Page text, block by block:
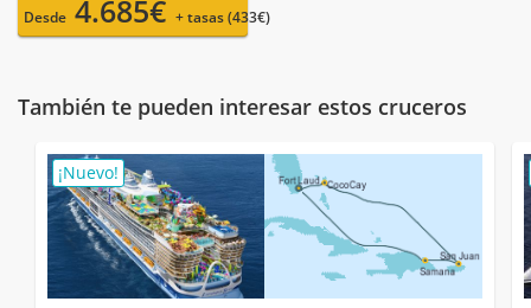
Desde 4.685€ + tasas (433€)
También te pueden interesar estos cruceros
¡Nuevo!